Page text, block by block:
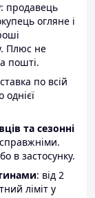
продавець
огляне і
Плюс не
пошті.
по всій
однієї
та сезонні
в застосунку.
: від 2
ліміт у